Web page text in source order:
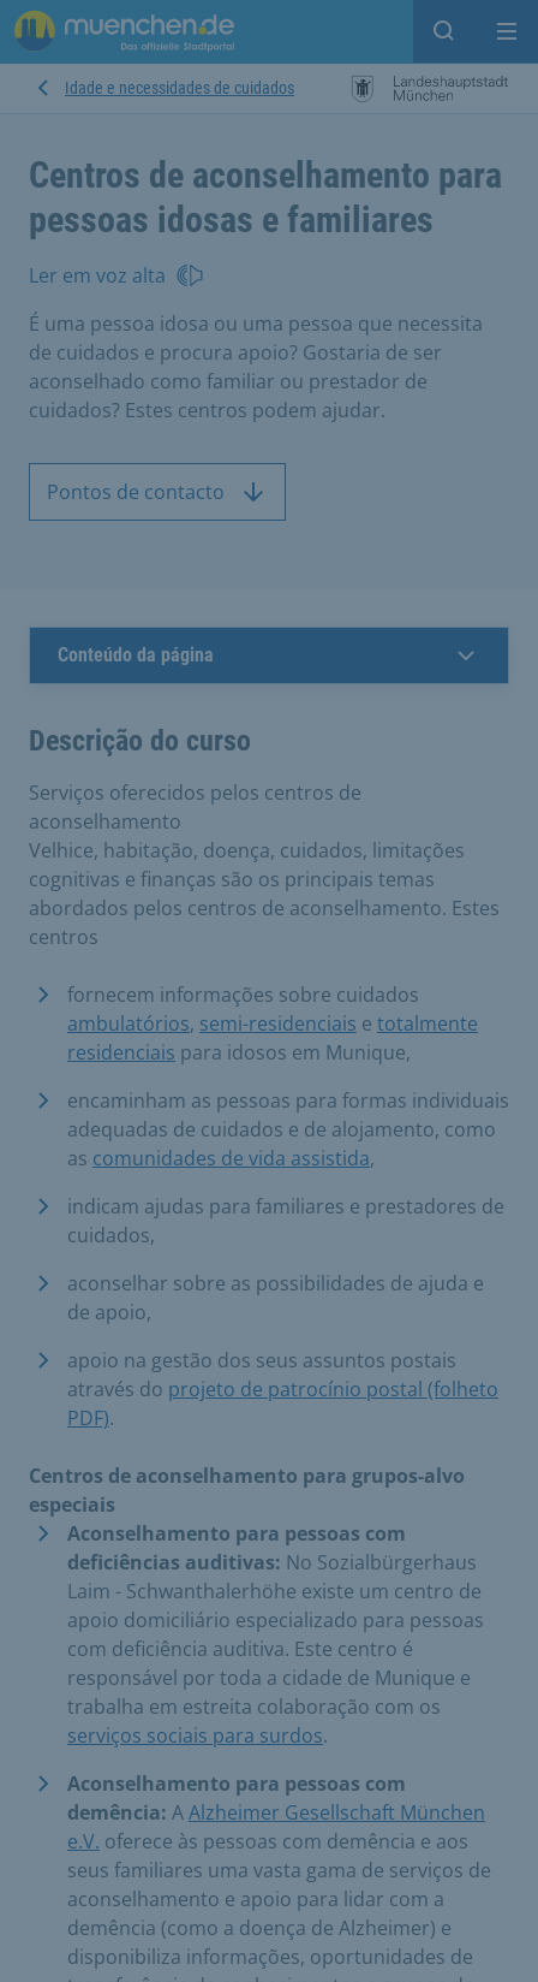
Open
Idade e necessidades de cuidados
Centros de aconselhamento para
pessoas idosas e familiares
Ler em voz alta
É uma pessoa idosa ou uma pessoa que necessita
de cuidados e procura apoio? Gostaria de ser
aconselhado como familiar ou prestador de
cuidados? Estes centros podem ajudar.
Pontos de contacto
Conteúdo da página
Descrição do curso
Serviços oferecidos pelos centros de
aconselhamento
Velhice, habitação, doença, cuidados, limitações
cognitivas e finanças são os principais temas
abordados pelos centros de aconselhamento. Estes
centros
fornecem informações sobre cuidados
ambulatórios, semi-residenciais e totalmente
residenciais para idosos em Munique,
encaminham as pessoas para formas individuais
adequadas de cuidados e de alojamento, como
as comunidades de vida assistida,
indicam ajudas para familiares e prestadores de
cuidados,
aconselhar sobre as possibilidades de ajuda e
de apoio,
apoio na gestão dos seus assuntos postais
através do projeto de patrocínio postal (folheto
PDF).
Centros de aconselhamento para grupos-alvo
especiais
Aconselhamento para pessoas com
deficiências auditivas: No Sozialbürgerhaus
Laim - Schwanthalerhöhe existe um centro de
apoio domiciliário especializado para pessoas
com deficiência auditiva. Este centro é
responsável por toda a cidade de Munique e
trabalha em estreita colaboração com os
serviços sociais para surdos.
Aconselhamento para pessoas com
demência: AAlzheimer Gesellschaft München
e.V. oferece às pessoas com demência e aos
seus familiares uma vasta gama de serviços de
aconselhamento e apoio para lidar com a
demência (como a doença de Alzheimer) e
disponibiliza informações, oportunidades de